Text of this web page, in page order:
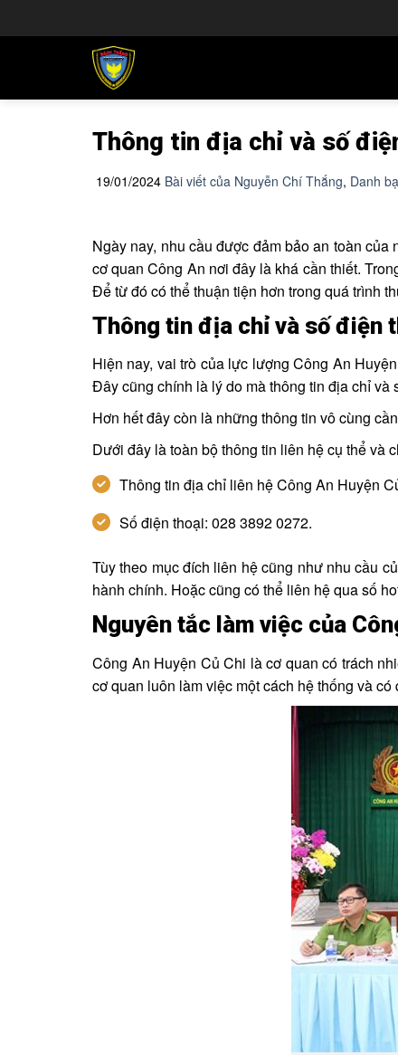
đến
Thông tin địa chỉ và số
19/01/2024 Bài viết của Nguyễn Chí Thắng, Danh
Ngày nay, nhu cầu được đảm bảo an toàn
cơ quan Công An nơi đây là khá cần thiết.
Để từ đó có thể thuận tiện hơn trong quá trình
Thông tin địa chỉ và số điện
Hiện nay, vai trò của lực lượng Công An
Đây cũng chính là lý do mà thông tin địa chỉ
Hơn hết đây còn là những thông tin vô cùng
Dưới đây là toàn bộ thông tin liên hệ cụ thể và
Thông tin địa chỉ liên hệ Công An Huyện
Số điện thoại: 028 3892 0272.
Tùy theo mục đích liên hệ cũng như nhu cầu
hành chính. Hoặc cũng có thể liên hệ qua số
Nguyên tắc làm việc của
Công An Huyện Củ Chi là cơ quan có trách
cơ quan luôn làm việc một cách hệ thống và có